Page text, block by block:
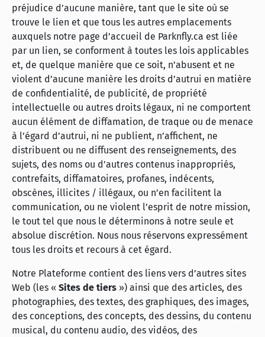
préjudice d’aucune manière, tant que le site où se
trouve le lien et que tous les autres emplacements
auxquels notre page d’accueil de Parknfly.ca est liée
par un lien, se conforment à toutes les lois applicables
et, de quelque manière que ce soit, n’abusent et ne
violent d’aucune manière les droits d’autrui en matière
de confidentialité, de publicité, de propriété
intellectuelle ou autres droits légaux, ni ne comportent
aucun élément de diffamation, de traque ou de menace
à l’égard d’autrui, ni ne publient, n’affichent, ne
distribuent ou ne diffusent des renseignements, des
sujets, des noms ou d’autres contenus inappropriés,
contrefaits, diffamatoires, profanes, indécents,
obscènes, illicites / illégaux, ou n’en facilitent la
communication, ou ne violent l’esprit de notre mission,
le tout tel que nous le déterminons à notre seule et
absolue discrétion. Nous nous réservons expressément
tous les droits et recours à cet égard.
Notre Plateforme contient des liens vers d’autres sites
Web (les « Sites de tiers ») ainsi que des articles, des
photographies, des textes, des graphiques, des images,
des conceptions, des concepts, des dessins, du contenu
musical, du contenu audio, des vidéos, des